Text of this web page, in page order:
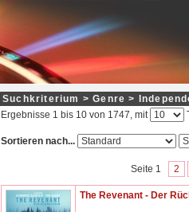
Suchkriterium > Genre >
Ergebnisse 1 bis 10 von 1747, mit
Sortieren nach...
Seite 1 2
The Revenant - Der